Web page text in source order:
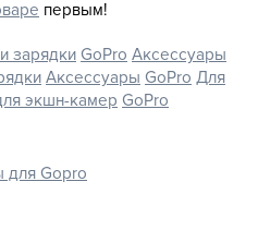
первым!
зарядки GoPro Аксессуары
Аксессуары GoPro Для
экшн-камер GoPro
для Gopro